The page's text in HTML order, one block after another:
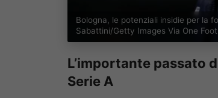
Bologna, le potenziali insidie per la
Sabattini/Getty Images Via One
L’importante passato
Serie A